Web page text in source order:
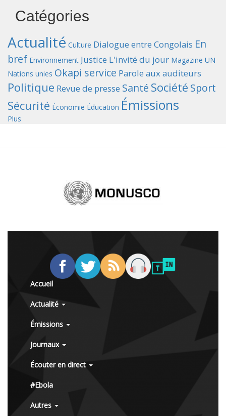
Catégories
Actualité Culture Dialogue entre Congolais En
bref Environnement Justice L'invité du jour Magazine UN
Nations unies Okapi service Parole aux auditeurs
Politique Revue de presse Santé Société Sport
Sécurité Économie Éducation Émissions
Plus
Accueil
Actualité
Émissions
Journaux
Écouter en direct
#Ebola
Autres